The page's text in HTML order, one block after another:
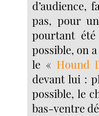
d’audience,
pas, pour
pourtant
possible, on
le « Hound
devant lui :
possible, le
bas-ventre